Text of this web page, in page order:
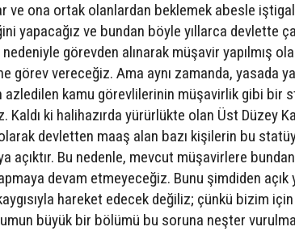
ve ona ortak olanlardan beklemek abesle
yapacağız ve bundan böyle yıllarca devlette
görevden alınarak müşavir yapılmış
görev vereceğiz. Ama aynı zamanda, yasada
azledilen kamu görevlilerinin müşavirlik gibi bir
Kaldı ki halihazırda yürürlükte olan Üst Düzey
devletten maaş alan bazı kişilerin bu
açıktır. Bu nedenle, mevcut müşavirlere
devam etmeyeceğiz. Bunu şimdiden
hareket edecek değiliz; çünkü bizim
büyük bir bölümü bu soruna neşter